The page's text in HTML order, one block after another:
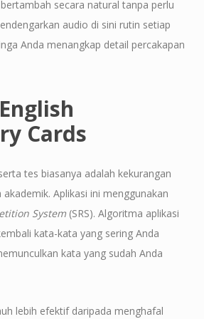
secara natural tanpa perlu
audio di sini rutin setiap
Anda menangkap detail percakapan
Cards
tes biasanya adalah kekurangan
Aplikasi ini menggunakan
System (SRS). Algoritma aplikasi
kata-kata yang sering Anda
kata yang sudah Anda
lebih efektif daripada menghafal